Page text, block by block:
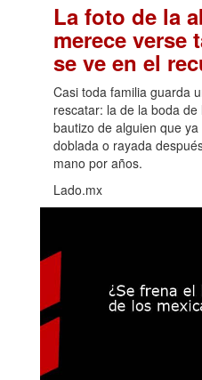
La foto de la
merece verse
se ve en el
Casi toda familia guarda
rescatar: la de la boda
bautizo de alguien que
doblada o rayada
mano por años.
Lado.mx